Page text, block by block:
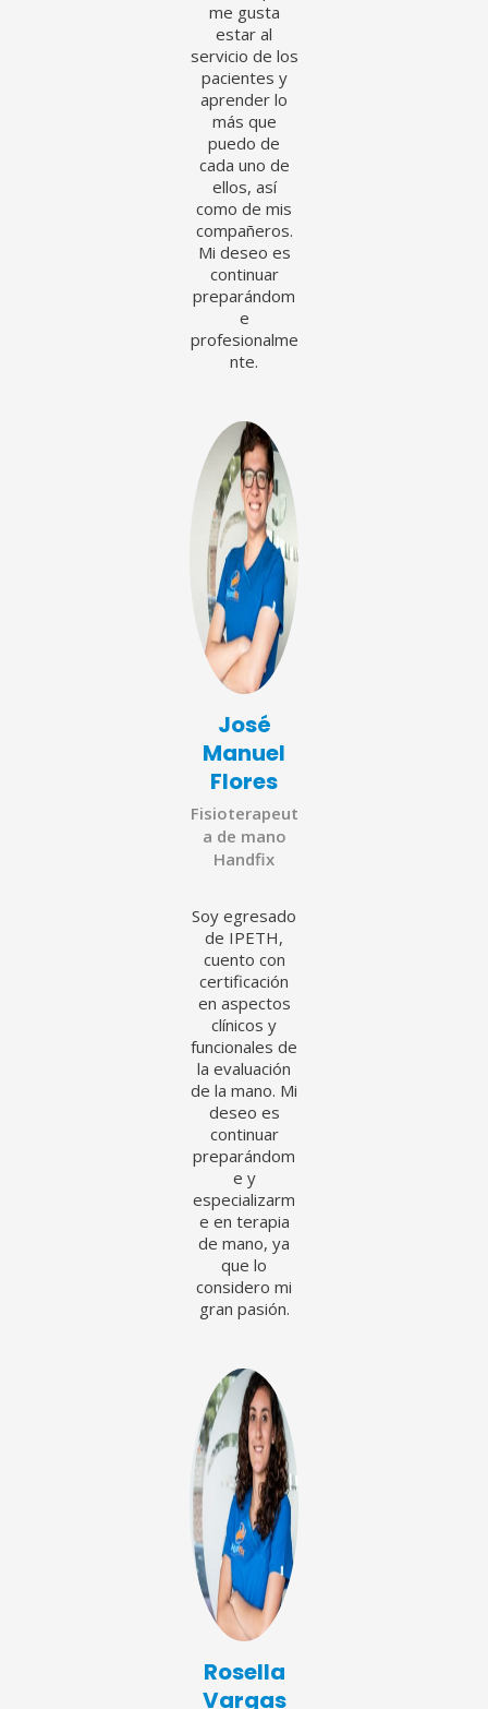
me gusta
estar al
servicio de los
pacientes y
aprender lo
más que
puedo de
cada uno de
ellos, así
como de mis
compañeros.
Mi deseo es
continuar
preparándom
e
profesionalme
nte.
José
Manuel
Flores
Fisioterapeut
a de mano
Handfix
Soy egresado
de IPETH,
cuento con
certificación
en aspectos
clínicos y
funcionales de
la evaluación
de la mano. Mi
deseo es
continuar
preparándom
e y
especializarm
e en terapia
de mano, ya
que lo
considero mi
gran pasión.
Rosella
Vargas